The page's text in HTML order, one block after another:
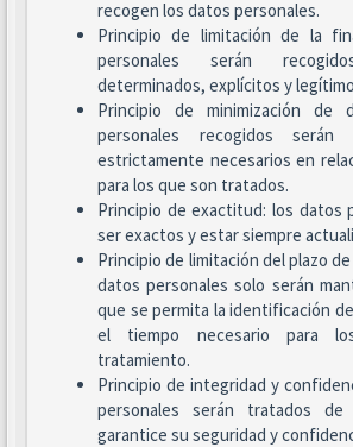
recogen los datos personales.
Principio de limitación de la
personales serán
determinados, explícitos y
Principio de minimización de
personales recogidos serán
estrictamente necesarios en
para los que son tratados.
Principio de exactitud: los datos
ser exactos y estar siempre
Principio de limitación del plazo
datos personales solo serán
que se permita la identificación
el tiempo necesario para
tratamiento.
Principio de integridad y
personales serán tratados
garantice su seguridad y